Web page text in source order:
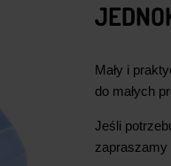
Mały i
do małych
Jeśli
zapraszamy